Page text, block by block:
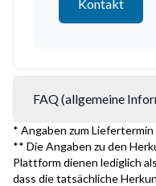
Kontakt
FAQ (allgemeine
* Angaben zum
** Die Angaben zu den
Plattform dienen lediglich
dass die tatsächliche